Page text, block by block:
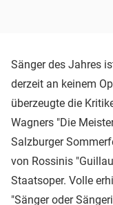
Sänger des Jahres
derzeit an keinem
überzeugte die
Wagners "Die
Salzburger
von Rossinis
Staatsoper. Volle
"Sänger oder